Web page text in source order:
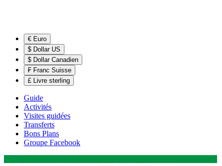
€ Euro
$ Dollar US
$ Dollar Canadien
₣ Franc Suisse
£ Livre sterling
Guide
Activités
Visites guidées
Transferts
Bons Plans
Groupe Facebook